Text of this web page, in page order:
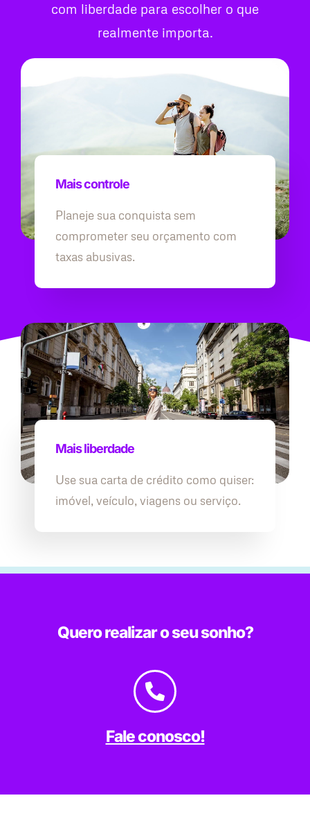
com liberdade para escolher o que
realmente importa.
Mais controle
Planeje sua conquista sem
comprometer seu orçamento com
taxas abusivas.
Mais liberdade
Use sua carta de crédito como quiser:
imóvel, veículo, viagens ou serviço.
Quero realizar o seu sonho?
Fale conosco!